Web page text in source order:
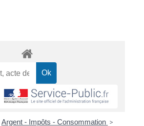
Argent - Impôts - Consommation >